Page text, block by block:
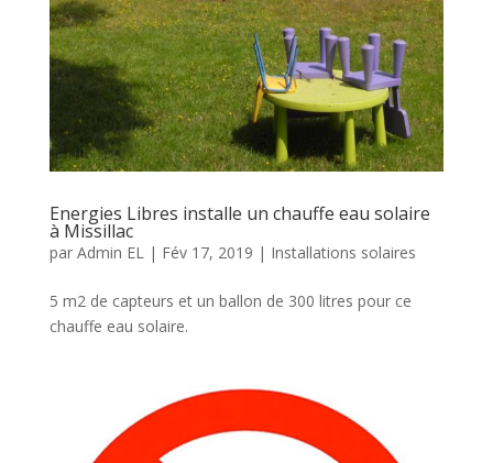
Energies Libres installe un chauffe eau solaire
à Missillac
par Admin EL | Fév 17, 2019 | Installations solaires
5 m2 de capteurs et un ballon de 300 litres pour ce
chauffe eau solaire.